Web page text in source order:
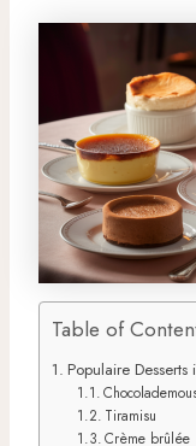
Table of
Populaire Desserts
Tiramisu
Crème brûlée